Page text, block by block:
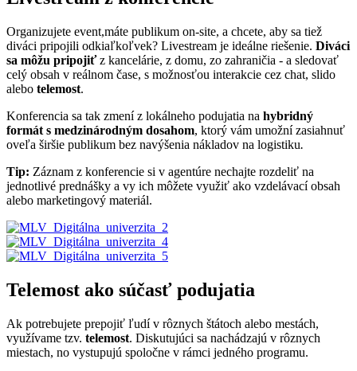
Organizujete event,máte publikum on-site, a chcete, aby sa tiež
diváci pripojili odkiaľkoľvek? Livestream je ideálne riešenie. Diváci
sa môžu pripojiťz kancelárie, z domu, zo zahraničia - a sledovať
celý obsah v reálnom čase, s možnosťou interakcie cez chat, slido
alebo telemost.
Konferencia sa tak zmení z lokálneho podujatia na hybridný
formát s medzinárodným dosahom, ktorý vám umožní zasiahnuť
oveľa širšie publikum bez navýšenia nákladov na logistiku.
Tip: Záznam z konferencie si v agentúre nechajte rozdeliť na
jednotlivé prednášky a vy ich môžete využiť ako vzdelávací obsah
alebo marketingový materiál.
Telemost ako súčasť podujatia
Ak potrebujete prepojiť ľudí v rôznych štátoch alebo mestách,
využívame tzv. telemost. Diskutujúci sa nachádzajú v rôznych
miestach, no vystupujú spoločne v rámci jedného programu.